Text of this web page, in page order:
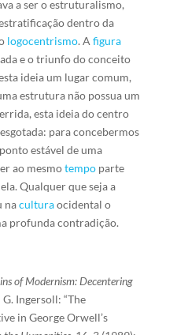
a ser o estruturalismo,
dentro da
logocentrismo. A figura
e o triunfo do conceito
ideia um lugar comum,
estrutura não possua um
esta ideia do centro
para concebermos
estável de uma
ao mesmotempoparte
Qualquer que seja a
naculturaocidental o
profunda contradição.
of Modernism: Decentering
Ingersoll: “The
in George Orwell’s